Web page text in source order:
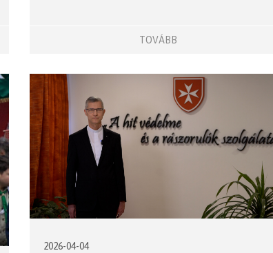
TOVÁBB
2026-04-04